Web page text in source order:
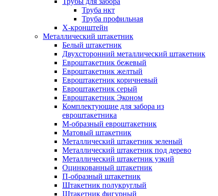
Труба нкт
Труба профильная
Х-кронштейн
Металлический штакетник
Белый штакетник
Двухсторонний металлический штакетник
Евроштакетник бежевый
Евроштакетник желтый
Евроштакетник коричневый
Евроштакетник серый
Евроштакетник Эконом
Комплектующие для забора из
евроштакетника
М-образный евроштакетник
Матовый штакетник
Металлический штакетник зеленый
Металлический штакетник под дерево
Металлический штакетник узкий
Оцинкованный штакетник
П-образный штакетник
Штакетник полукруглый
Штакетник фигурный